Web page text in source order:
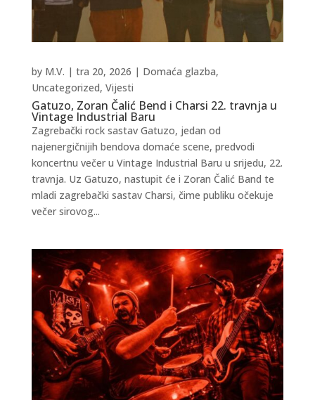
Gatuzo, Zoran Čalić Bend i Charsi 22. travnja u
Vintage Industrial Baru
by M.V. | tra 20, 2026 | Domaća glazba,
Uncategorized, Vijesti
Zagrebački rock sastav Gatuzo, jedan od
najenergičnijih bendova domaće scene, predvodi
koncertnu večer u Vintage Industrial Baru u srijedu, 22.
travnja. Uz Gatuzo, nastupit će i Zoran Čalić Band te
mladi zagrebački sastav Charsi, čime publiku očekuje
večer sirovog...